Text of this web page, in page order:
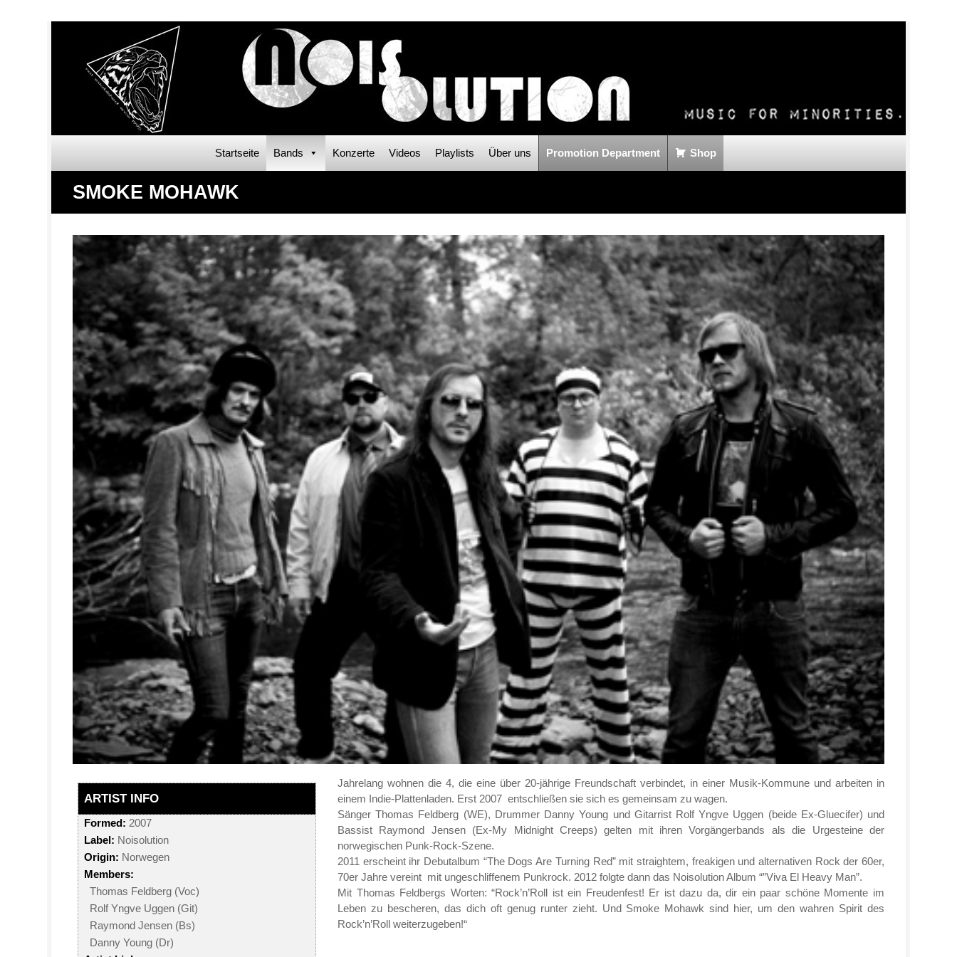
Startseite Bands Konzerte Videos Playlists Über uns Promotion Department Shop
SMOKE MOHAWK
ARTIST INFO
Formed: 2007
Label: Noisolution
Origin: Norwegen
Members:
Thomas Feldberg (Voc)
Rolf Yngve Uggen (Git)
Raymond Jensen (Bs)
Danny Young (Dr)
Jahrelang wohnen die 4, die eine über 20-jährige Freundschaft verbindet, in einer Musik-Kommune und arbeiten in
einem Indie-Plattenladen. Erst 2007 entschließen sie sich es gemeinsam zu wagen.
Sänger Thomas Feldberg (WE), Drummer Danny Young und Gitarrist Rolf Yngve Uggen (beide Ex-Gluecifer) und
Bassist Raymond Jensen (Ex-My Midnight Creeps) gelten mit ihren Vorgängerbands als die Urgesteine der
norwegischen Punk-Rock-Szene.
2011 erscheint ihr Debutalbum “The Dogs Are Turning Red” mit straightem, freakigen und alternativen Rock der 60er,
70er Jahre vereint mit ungeschliffenem Punkrock. 2012 folgte dann das Noisolution Album “”Viva El Heavy Man”.
Mit Thomas Feldbergs Worten: “Rock’n’Roll ist ein Freudenfest! Er ist dazu da, dir ein paar schöne Momente im
Leben zu bescheren, das dich oft genug runter zieht. Und Smoke Mohawk sind hier, um den wahren Spirit des
Rock’n’Roll weiterzugeben!“